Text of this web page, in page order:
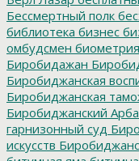
Бессмертный полк
библиотека бизнес
омбудсмен биометрия
Биробидажан
Биробиджанская
Биробиджанская
Биробиджанский
гарнизонный суд
искусств